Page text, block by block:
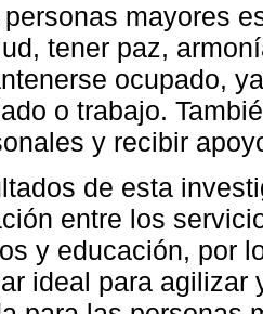
mayores
tener paz,
ocupado,
o trabajo.
y recibir
de esta
entre los
y educación, por
ideal para agilizar